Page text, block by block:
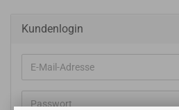
Kundenlogin
E-
Mail-
Adresse
Passwort